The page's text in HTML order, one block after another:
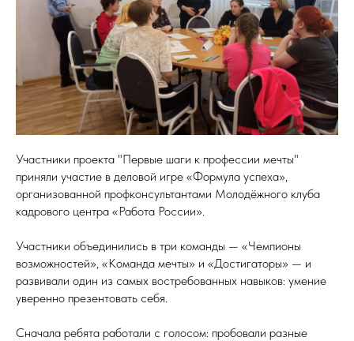
Участники проекта "Первые шаги к профессии мечты"
приняли участие в деловой игре «Формула успеха»,
организованной профконсультантами Молодёжного клуба
кадрового центра «Работа России».
Участники объединились в три команды — «Чемпионы
возможностей», «Команда мечты» и «Достигаторы» — и
развивали один из самых востребованных навыков: умение
уверенно презентовать себя.
Сначала ребята работали с голосом: пробовали разные